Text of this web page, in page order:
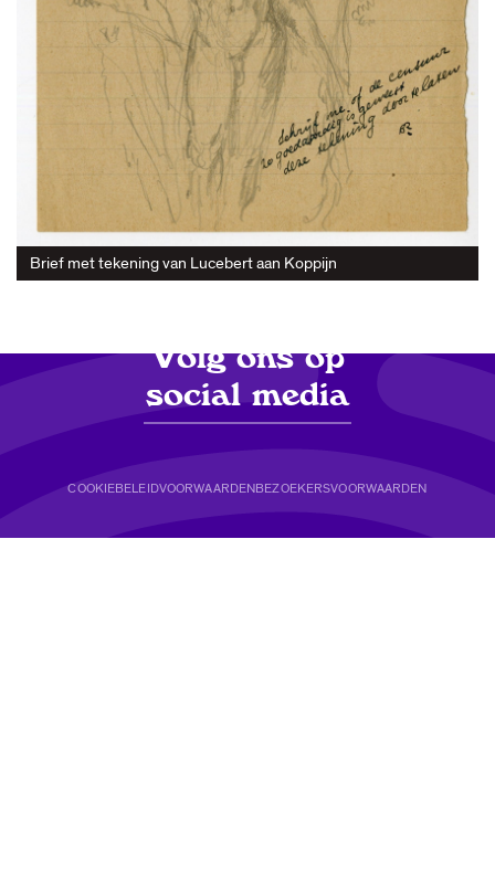
Brief met tekening van Lucebert aan Koppijn
Meld je aan
voor de nieuwsbrief
Opent in een nieuw tabblad
Schrijf je nu in!
Volg ons op
social media
COOKIEBELEIDVOORWAARDENBEZOEKERSVOORWAARDEN